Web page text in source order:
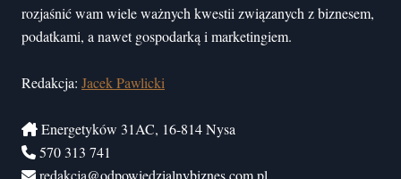
rozjaśnić wam wiele ważnych kwestii związanych z biznesem,
podatkami, a nawet gospodarką i marketingiem.
Redakcja: Jacek Pawlicki
Energetyków 31AC, 16-814 Nysa
570 313 741
redakcja@odpowiedzialnybiznes.com.pl